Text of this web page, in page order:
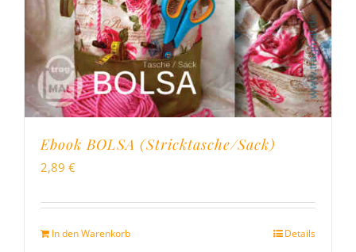
Ebook BOLSA (Stricktasche/Sack)
2,89 €
In den Warenkorb Details